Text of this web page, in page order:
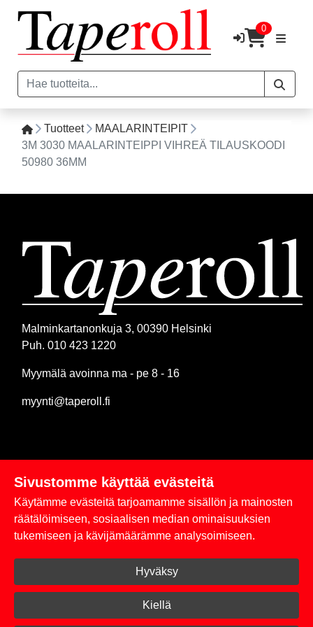
0
Tuotteet
MAALARINTEIPIT
3M 3030 MAALARINTEIPPI VIHREÄ TILAUSKOODI
50980 36MM
Malminkartanonkuja 3, 00390 Helsinki
Puh. 010 423 1220
Myymälä avoinna ma - pe 8 - 16
myynti@taperoll.fi
Linkit
Rekisteriseloste
Toimitus- ja maksuehdot
Kirjaudu sisään
Sivustomme käyttää evästeitä
Käytämme evästeitä tarjoamamme sisällön ja mainosten
räätälöimiseen, sosiaalisen median ominaisuuksien
tukemiseen ja kävijämäärämme analysoimiseen.
Hyväksy
Kiellä